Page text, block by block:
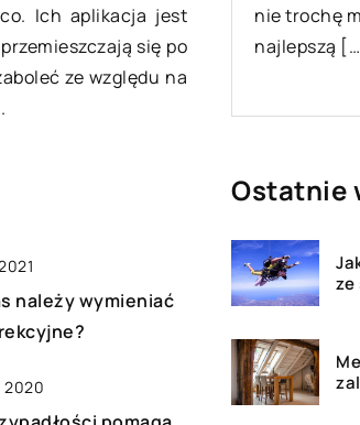
Ich aplikacja jest
się po
ze względu na
należy wymieniać
2020
osób, jednak aby
nim dobrze i […]
nie trochę
najlepszą
Ostatnie
ze